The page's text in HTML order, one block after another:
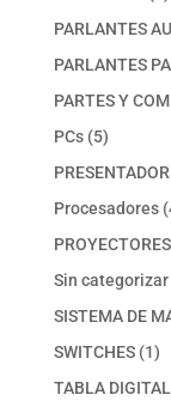
PARLANTES
PARLANTES
PARTES Y
PCs 55
Procesadores
PROYECTORES
Sin categorizar
SISTEMA DE
SWITCHES 11
TABLA